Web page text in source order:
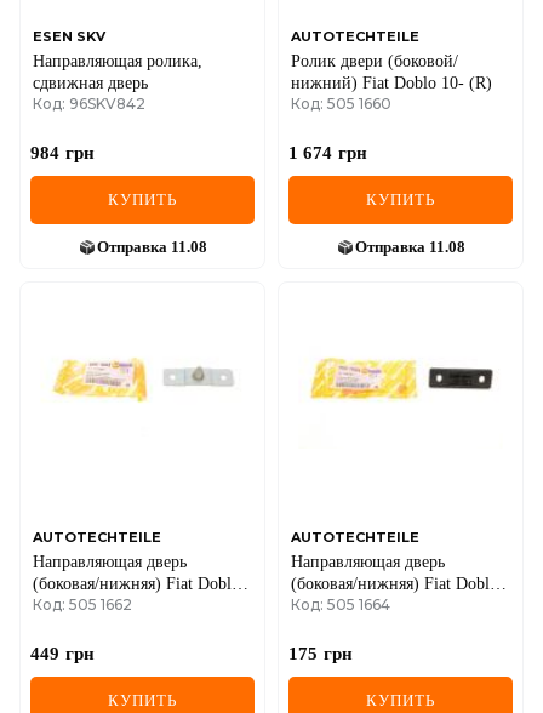
ESEN SKV
Направляющая ролика,
сдвижная дверь
Код: 96SKV842
984 грн
КУПИТЬ
Отправка 11.08
AUTOTECHTEILE
Ролик двери (боковой/
нижний) Fiat Doblo 10- (R)
Код: 505 1660
1 674 грн
КУПИТЬ
Отправка 11.08
AUTOTECHTEILE
Направляющая дверь
(боковая/нижняя) Fiat Doblo
00-10
Код: 505 1662
449 грн
КУПИТЬ
AUTOTECHTEILE
Направляющая дверь
(боковая/нижняя) Fiat Doblo
10- (R)
Код: 505 1664
175 грн
КУПИТЬ